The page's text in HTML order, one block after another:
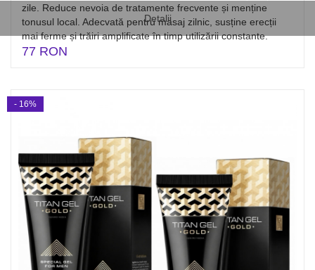
Detalii
zile. Reduce nevoia de tratamente frecvente și menține
tonusul local. Adecvată pentru masaj zilnic, susține erecții
mai ferme și trăiri amplificate în timp utilizării constante.
77 RON
- 16%